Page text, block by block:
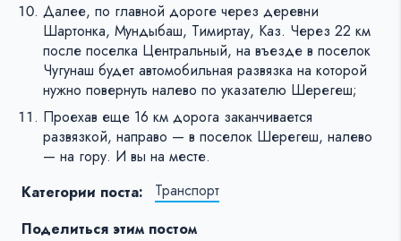
Далее, по главной дороге через деревни
Шартонка, Мундыбаш, Тимиртау, Каз. Через 22 км
после поселка Центральный, на въезде в поселок
Чугунаш будет автомобильная развязка на которой
нужно повернуть налево по указателю Шерегеш;
Проехав еще 16 км дорога заканчивается
развязкой, направо — в поселок Шерегеш, налево
— на гору. И вы на месте.
Категории поста:
Транспорт
Поделиться этим постом